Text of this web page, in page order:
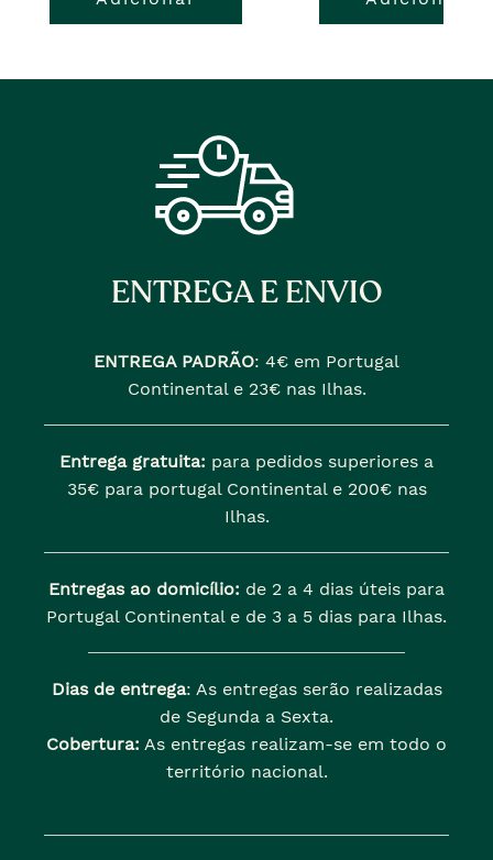
ENTREGA E ENVIO
ENTREGA PADRÃO: 4€ em Portugal
Continental e 23€ nas Ilhas.
Entrega gratuita: para pedidos superiores a
35€ para portugal Continental e 200€ nas
Ilhas.
Entregas ao domicílio: de 2 a 4 dias úteis para
Portugal Continental e de 3 a 5 dias para Ilhas.
Dias de entrega: As entregas serão realizadas
de Segunda a Sexta.
Cobertura: As entregas realizam-se em todo o
território nacional.